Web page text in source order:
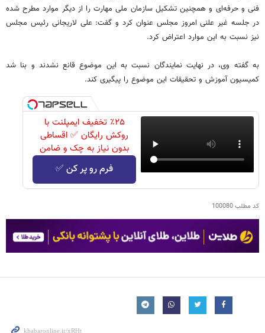
فنی و حرفه‌ای و همچنین تشکیل سازمان ملی مهارت را از دیگر موارد مطرح شده
در جلسه غیر علنی امروز مجلس عنوان کرد و گفت: علی لاریجانی رئیس مجلس
نیز نسبت به این موارد اعتراض کرد.
به گفته وی، در نهایت نمایندگان نسبت به این موضوع قانع نشدند و بنا شد
کمیسیون آموزش و تحقیقات این موضوع را پیگیری کند.
٪۲۵ تخفیف ایمپلنت با
روکش رایگان ✅ اقساطی
بدون نیاز به چک و ضامن
فرم رو پر کن ✅
کد مطلب100080